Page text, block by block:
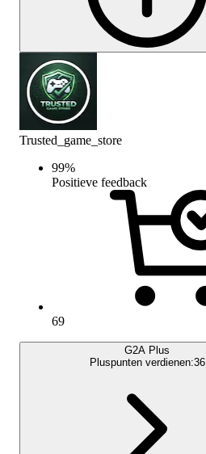
Trusted_game_store
99%
Positieve feedback
69
G2A Plus
Pluspunten verdienen:36